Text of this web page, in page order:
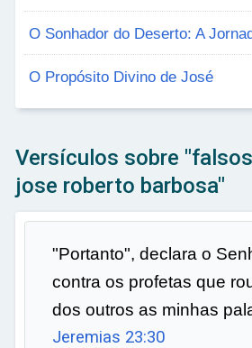
O Sonhador do Deserto: A
O Propósito Divino de José
Versículos sobre
jose roberto barbosa"
"Portanto", declara o
contra os profetas que
dos outros as minhas
Jeremias 23:30